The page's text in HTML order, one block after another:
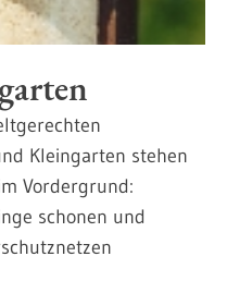
Kleingarten stehen
Vordergrund:
schonen und